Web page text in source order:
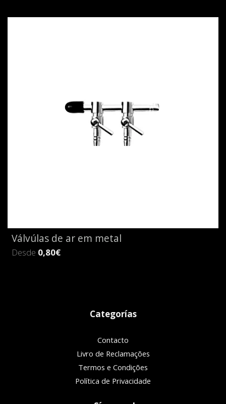
Válvúlas de ar em metal
Desde 0,80€
Categorías
Contacto
Livro de Reclamações
Termos e Condições
Política de Privacidade